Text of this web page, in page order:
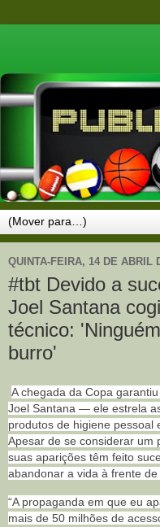
QUINTA-FEIRA, 14 DE ABRIL
#tbt Devido a
Joel Santana
técnico:
burro'
A chegada da Copa
Joel Santana — ele estrela
produtos de higiene pessoal
Apesar de se considerar um
suas aparições têm feito
abandonar a vida à frente de
“A propaganda em que eu
mais de 50 milhões de